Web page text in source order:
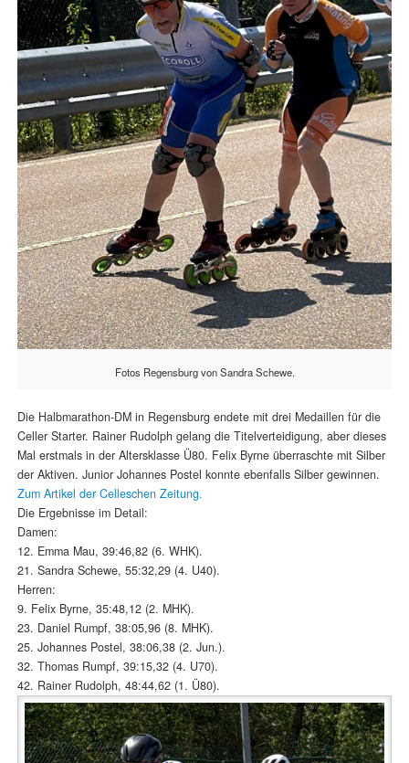
Fotos Regensburg von Sandra Schewe.
Die Halbmarathon-DM in Regensburg endete mit drei Medaillen für die
Celler Starter. Rainer Rudolph gelang die Titelverteidigung, aber dieses
Mal erstmals in der Altersklasse Ü80. Felix Byrne überraschte mit Silber
der Aktiven. Junior Johannes Postel konnte ebenfalls Silber gewinnen.
Zum Artikel der Celleschen Zeitung.
Die Ergebnisse im Detail:
Damen:
12. Emma Mau, 39:46,82 (6. WHK).
21. Sandra Schewe, 55:32,29 (4. U40).
Herren:
9. Felix Byrne, 35:48,12 (2. MHK).
23. Daniel Rumpf, 38:05,96 (8. MHK).
25. Johannes Postel, 38:06,38 (2. Jun.).
32. Thomas Rumpf, 39:15,32 (4. U70).
42. Rainer Rudolph, 48:44,62 (1. Ü80).